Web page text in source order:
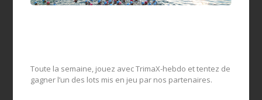
Toute la semaine, jouez avec TrimaX-hebdo et tentez de
gagner l’un des lots mis en jeu par nos partenaires.